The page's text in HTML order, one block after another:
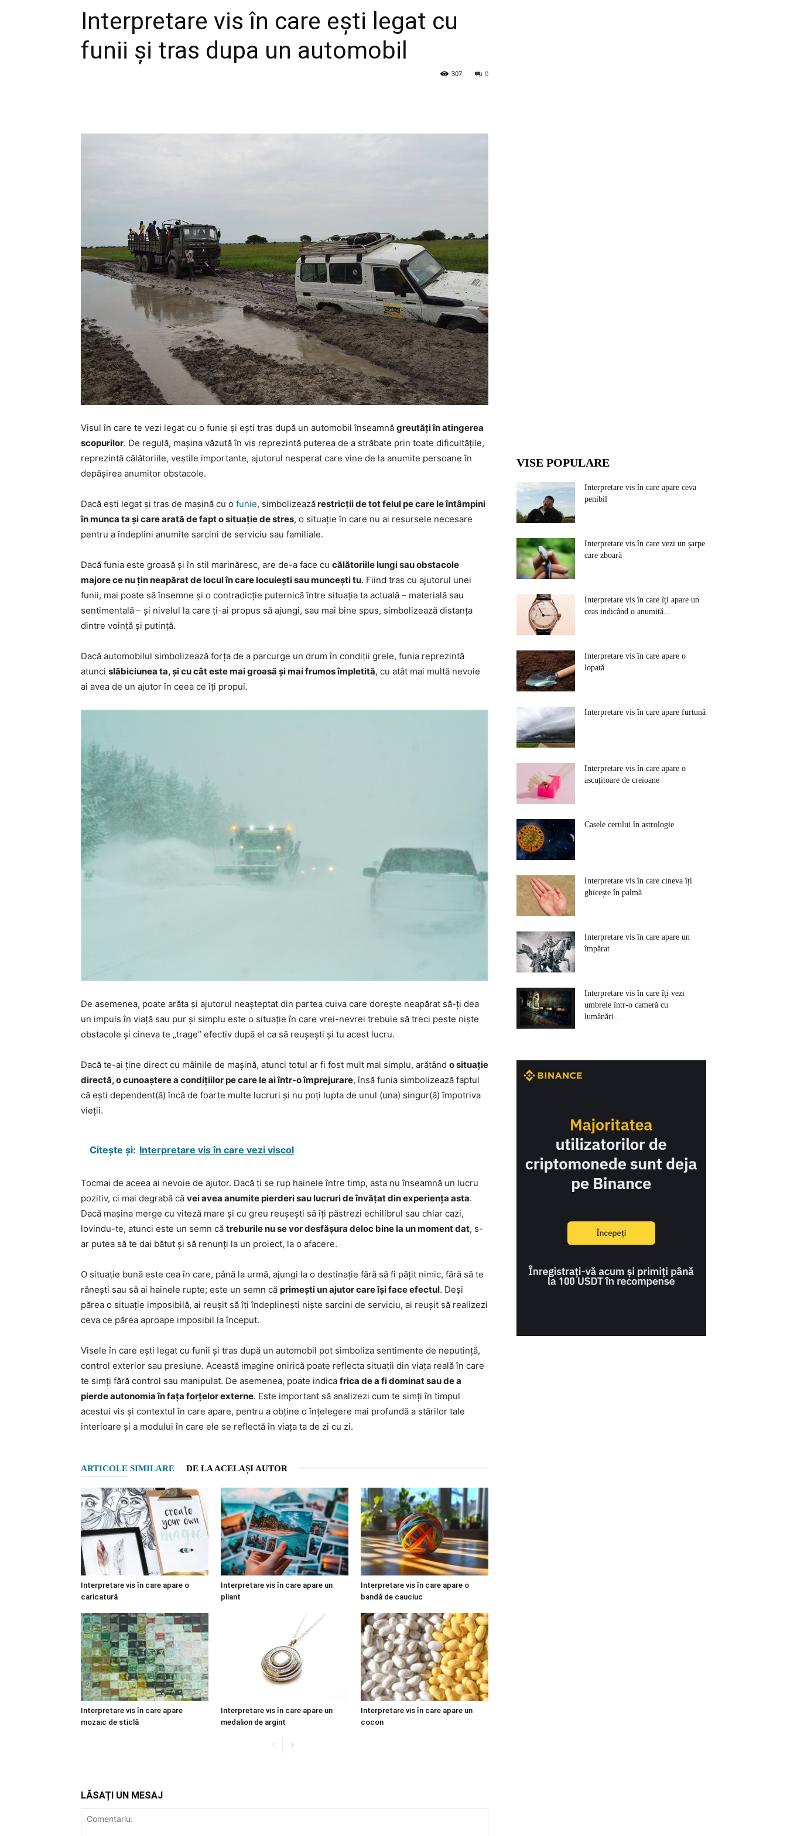
Interpretare vis în care ești legat cu
funii și tras dupa un automobil
0
307
Visul în care te vezi legat cu o funie și ești tras după un automobil înseamnă greutăți în atingerea
scopurilor. De regulă, mașina văzută în vis reprezintă puterea de a străbate prin toate dificultățile,
reprezintă călătoriile, veștile importante, ajutorul nesperat care vine de la anumite persoane în
depășirea anumitor obstacole.
Dacă ești legat și tras de mașină cu o funie, simbolizeazărestricții de tot felul pe care le întâmpini
în munca ta și care arată de fapt o situație de stres, o situație în care nu ai resursele necesare
pentru a îndeplini anumite sarcini de serviciu sau familiale.
Dacă funia este groasă și în stil marinăresc, are de-a face cu călătoriile lungi sau obstacole
majore ce nu țin neapărat de locul în care locuiești sau muncești tu. Fiind tras cu ajutorul unei
funii, mai poate să însemne și o contradicție puternică între situația ta actuală – materială sau
sentimentală – și nivelul la care ți-ai propus să ajungi, sau mai bine spus, simbolizează distanța
dintre voință și putință.
Dacă automobilul simbolizează forța de a parcurge un drum în condiții grele, funia reprezintă
atunci slăbiciunea ta, și cu cât este mai groasă și mai frumos împletită, cu atât mai multă nevoie
ai avea de un ajutor în ceea ce îți propui.
De asemenea, poate arăta și ajutorul neașteptat din partea cuiva care dorește neapărat să-ți dea
un impuls în viață sau pur și simplu este o situație în care vrei-nevrei trebuie să treci peste niște
obstacole și cineva te „trage” efectiv după el ca să reușești și tu acest lucru.
Dacă te-ai ține direct cu mâinile de mașină, atunci totul ar fi fost mult mai simplu, arătând o situație
directă, o cunoaștere a condițiilor pe care le ai într-o împrejurare, însă funia simbolizează faptul
că ești dependent(ă) încă de foarte multe lucruri și nu poți lupta de unul (una) singur(ă) împotriva
vieții.
Citește și: Interpretare vis în care vezi viscol
Tocmai de aceea ai nevoie de ajutor. Dacă ți se rup hainele între timp, asta nu înseamnă un lucru
pozitiv, ci mai degrabă că vei avea anumite pierderi sau lucruri de învățat din experiența asta.
Dacă mașina merge cu viteză mare și cu greu reușești să îți păstrezi echilibrul sau chiar cazi,
lovindu-te, atunci este un semn că treburile nu se vor desfășura deloc bine la un moment dat, s-
ar putea să te dai bătut și să renunți la un proiect, la o afacere.
O situație bună este cea în care, până la urmă, ajungi la o destinație fără să fi pățit nimic, fără să te
rănești sau să ai hainele rupte; este un semn că primești un ajutor care își face efectul. Deși
părea o situație imposibilă, ai reușit să îți îndeplinești niște sarcini de serviciu, ai reușit să realizezi
ceva ce părea aproape imposibil la început.
Visele în care ești legat cu funii și tras după un automobil pot simboliza sentimente de neputință,
control exterior sau presiune. Această imagine onirică poate reflecta situații din viața reală în care
te simți fără control sau manipulat. De asemenea, poate indica frica de a fi dominat sau de a
pierde autonomia în fața forțelor externe. Este important să analizezi cum te simți în timpul
acestui vis și contextul în care apare, pentru a obține o înțelegere mai profundă a stărilor tale
interioare și a modului în care ele se reflectă în viața ta de zi cu zi.
ARTICOLE SIMILARE DE LA ACELAȘI AUTOR
Interpretare vis în care apare o
caricatură
Interpretare vis în care apare un
pliant
Interpretare vis în care apare o
bandă de cauciuc
Interpretare vis în care apare
mozaic de sticlă
Interpretare vis în care apare un
medalion de argint
Interpretare vis în care apare un
cocon
LĂSAȚI UN MESAJ
VISE POPULARE
Interpretare vis în care apare ceva
penibil
Interpretare vis în care vezi un șarpe
care zboară
Interpretare vis în care îți apare un
ceas indicând o anumită...
Interpretare vis în care apare o
lopată
Interpretare vis în care apare furtună
Interpretare vis în care apare o
ascuțitoare de creioane
Casele cerului în astrologie
Interpretare vis în care cineva îți
ghicește în palmă
Interpretare vis în care apare un
împărat
Interpretare vis în care îți vezi
umbrele într-o cameră cu
lumânări...